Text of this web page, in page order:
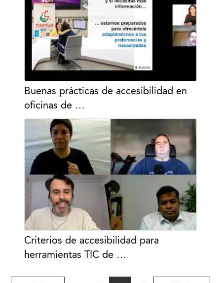
Buenas prácticas de accesibilidad en
oficinas de …
Criterios de accesibilidad para
herramientas TIC de …